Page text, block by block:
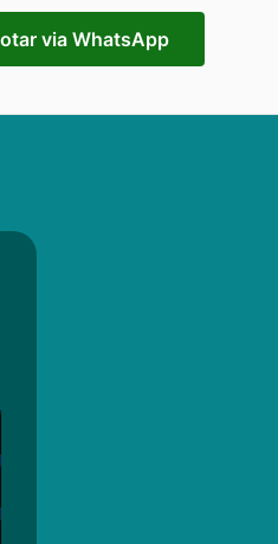
via WhatsApp